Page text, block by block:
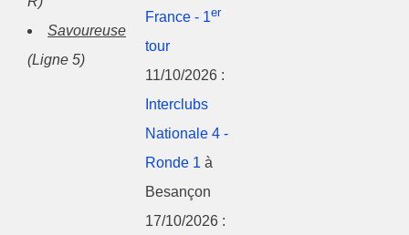
Savoureuse
(Ligne 5)
France - 1er
tour
11/10/2026 :
Interclubs
Nationale 4 -
Ronde 1 à
Besançon
17/10/2026 :